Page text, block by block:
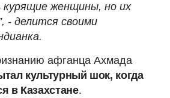
женщины, но их
- делится своими
афганца Ахмада
культурный шок, когда
в Казахстане.